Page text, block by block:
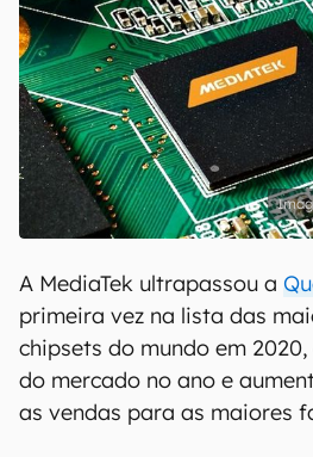
A MediaTek ultrapassou a
primeira vez na lista das
chipsets do mundo em
do mercado no ano e
as vendas para as maiores